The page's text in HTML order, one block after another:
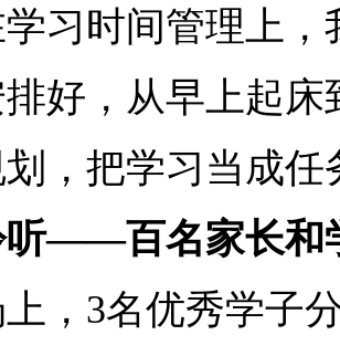
习时间管理上
好，从早上起
，把学习当成
听——百名家长和
，3名优秀学子